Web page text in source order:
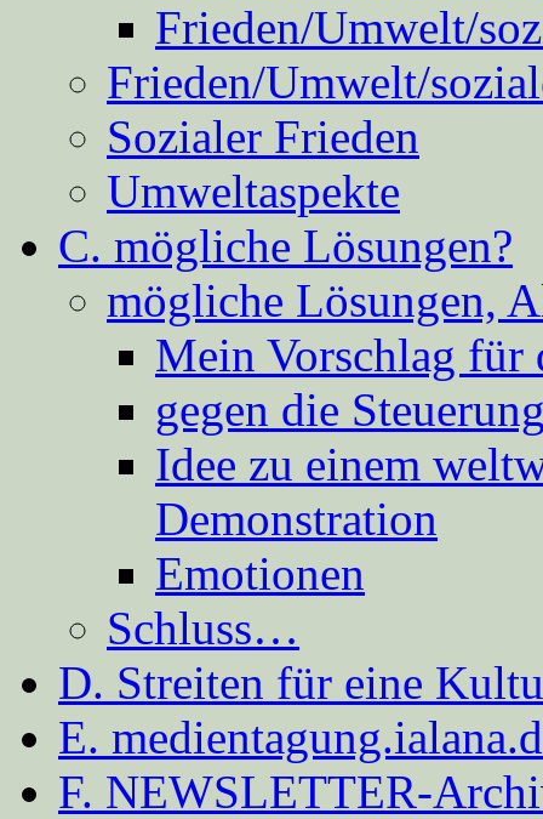
Frieden/Umwelt/
Frieden/Umwelt/
Sozialer Frieden
Umweltaspekte
C. mögliche Lösungen?
mögliche Lösungen,
Mein Vorschlag für
gegen die
Idee zu einem
Demonstration
Emotionen
Schluss…
D. Streiten für eine
E.
F. NEWSLETTER-